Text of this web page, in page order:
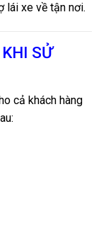
lái xe về tận nơi.
SỬ
cả khách hàng